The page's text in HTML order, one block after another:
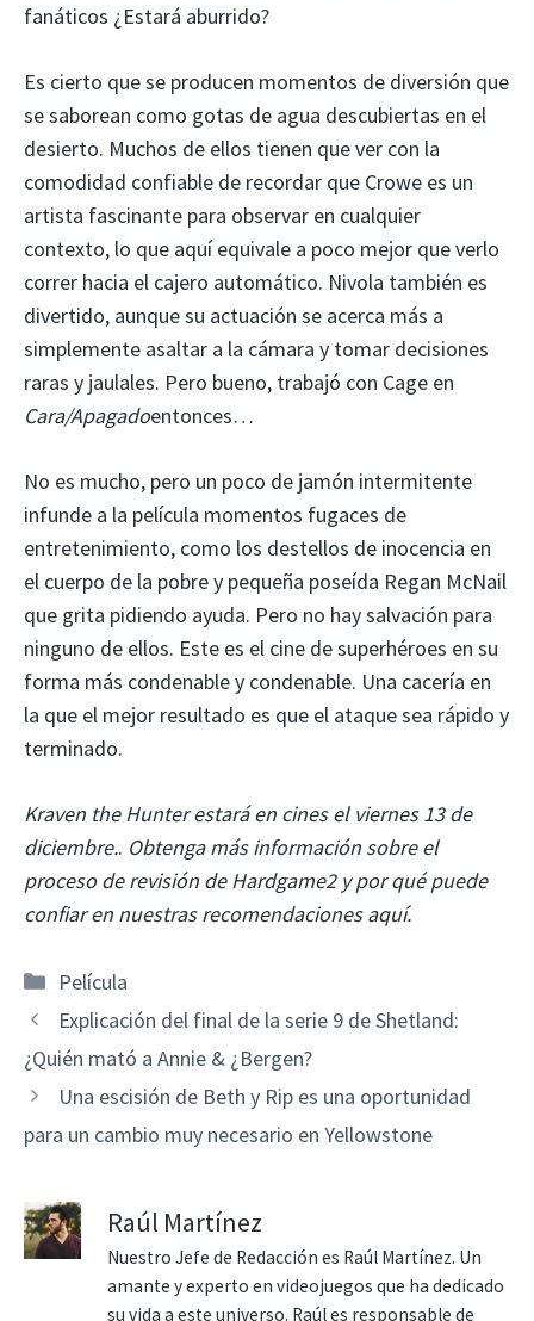
fanáticos ¿Estará aburrido?
Es cierto que se producen momentos de diversión que
se saborean como gotas de agua descubiertas en el
desierto. Muchos de ellos tienen que ver con la
comodidad confiable de recordar que Crowe es un
artista fascinante para observar en cualquier
contexto, lo que aquí equivale a poco mejor que verlo
correr hacia el cajero automático. Nivola también es
divertido, aunque su actuación se acerca más a
simplemente asaltar a la cámara y tomar decisiones
raras y jaulales. Pero bueno, trabajó con Cage en
Cara/Apagadoentonces…
No es mucho, pero un poco de jamón intermitente
infunde a la película momentos fugaces de
entretenimiento, como los destellos de inocencia en
el cuerpo de la pobre y pequeña poseída Regan McNail
que grita pidiendo ayuda. Pero no hay salvación para
ninguno de ellos. Este es el cine de superhéroes en su
forma más condenable y condenable. Una cacería en
la que el mejor resultado es que el ataque sea rápido y
terminado.
Kraven the Hunter estará en cines el viernes 13 de
diciembre.. Obtenga más información sobre el
proceso de revisión de Hardgame2 y por qué puede
confiar en nuestras recomendaciones aquí.
Categorías
Película
Explicación del final de la serie 9 de Shetland:
¿Quién mató a Annie & ¿Bergen?
Una escisión de Beth y Rip es una oportunidad
para un cambio muy necesario en Yellowstone
Raúl Martínez
Nuestro Jefe de Redacción es Raúl Martínez. Un
amante y experto en videojuegos que ha dedicado
su vida a este universo. Raúl es responsable de